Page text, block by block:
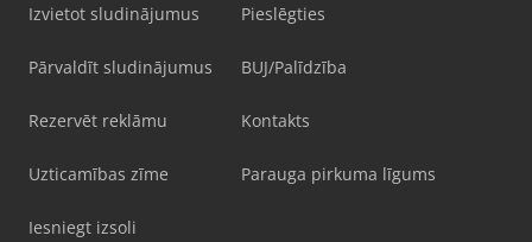
Izvietot sludinājumus
Pārvaldīt sludinājumus
Rezervēt reklāmu
Uzticamības zīme
Iesniegt izsoli
Pieslēgties
BUJ/Palīdzība
Kontakts
Parauga pirkuma līgums